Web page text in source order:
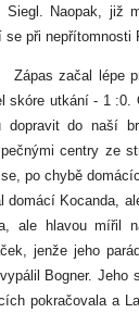
Siegl. Naopak, již
se při nepřítomnosti
Zápas začal lépe
skóre utkání - 1 :0.
dopravit do naší
centry ze
po chybě
domácí Kocanda,
ale hlavou mířil
jenže jeho
Bogner. Jeho
pokračovala a